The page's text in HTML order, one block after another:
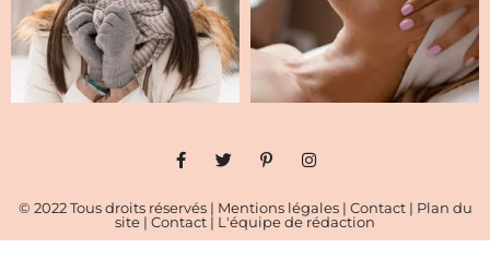
© 2022 Tous droits réservés | Mentions légales| Contact| Plan du
site | Contact | L'équipe de rédaction